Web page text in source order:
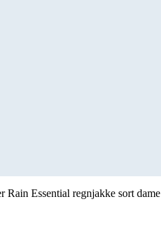
Essential regnjakke sort dame